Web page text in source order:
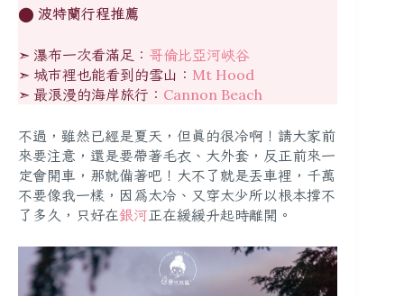
⬤ 波特蘭行程推薦
➣ 瀑布一次看滿足： 哥倫比亞河峽谷
➣ 城市裡也能看到的雪山： Mt Hood
➣ 最浪漫的海岸旅行： Cannon Beach
不過，雖然已經是夏天，但真的很冷啊！請大家前
來要注意，還是要帶著毛衣、大外套，反正前來一
定會開車，那就備著吧！大不了就是丟車裡，千萬
不要像我一樣，因為太冷、又穿太少所以根本撐不
了多久，只好在銀河正在緩緩升起時離開。